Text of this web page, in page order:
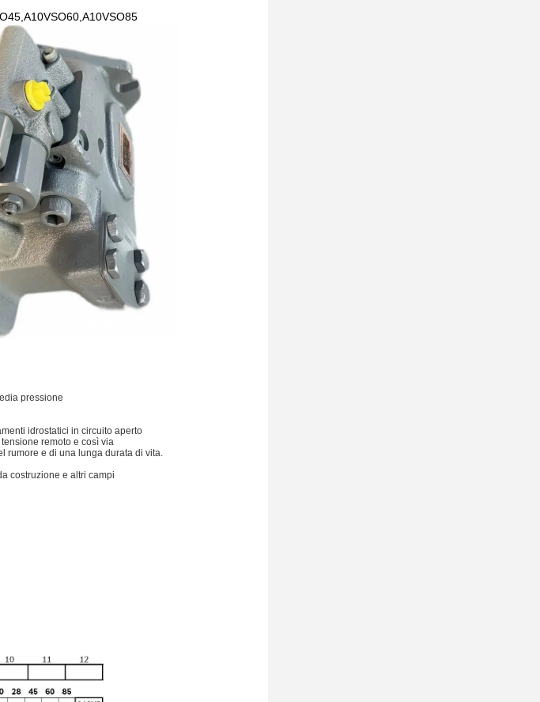
pressione
idrostatici in circuito aperto
remoto e così via
rumore e di una lunga durata di vita.
costruzione e altri campi